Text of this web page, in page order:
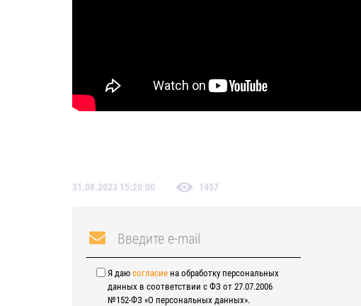
31.08.2023 15:20:00 1457
Я даю согласие на обработку персональных
данных в соответствии с ФЗ от 27.07.2006
№152-ФЗ «О персональных данных».